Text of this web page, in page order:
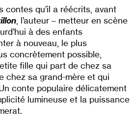
contes qu’il a réécrits, avant
, l’auteur – metteur en scène
à des enfants
à nouveau, le plus
concrètement possible,
fille qui part de chez sa
chez sa grand-mère et qui
conte populaire délicatement
lumineuse et la puissance